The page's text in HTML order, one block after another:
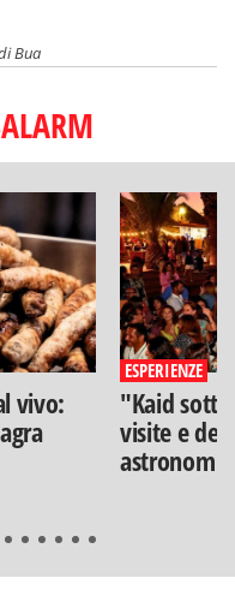
Bua
vivo:
ESPERIENZE
"Kaid
visite e
astronomia